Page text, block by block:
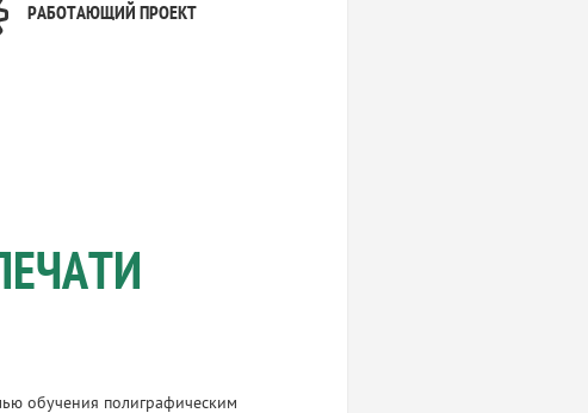
РАБОТАЮЩИЙ ПРОЕКТ
обучения полиграфическим